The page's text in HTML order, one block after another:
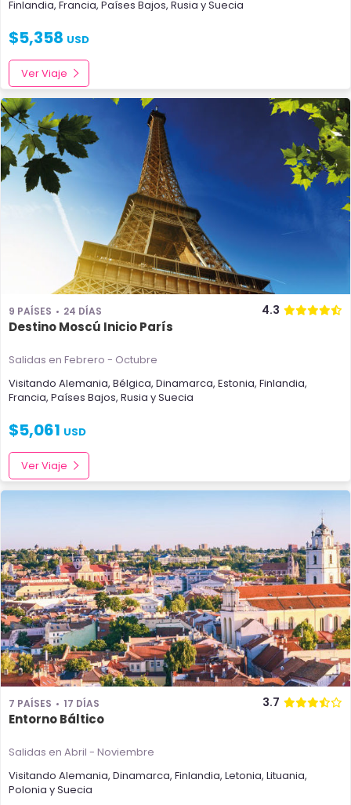
Finlandia, Francia, Países Bajos, Rusia ySuecia
$5,358 USD
Ver Viaje
9 PAÍSES 24 DÍAS 4.3
Destino Moscú Inicio París
Salidas en Febrero - Octubre
Visitando Alemania, Bélgica, Dinamarca, Estonia, Finlandia,
Francia, Países Bajos, Rusia ySuecia
$5,061 USD
Ver Viaje
7 PAÍSES 17 DÍAS 3.7
Entorno Báltico
Salidas en Abril - Noviembre
Visitando Alemania, Dinamarca, Finlandia, Letonia, Lituania,
Polonia ySuecia